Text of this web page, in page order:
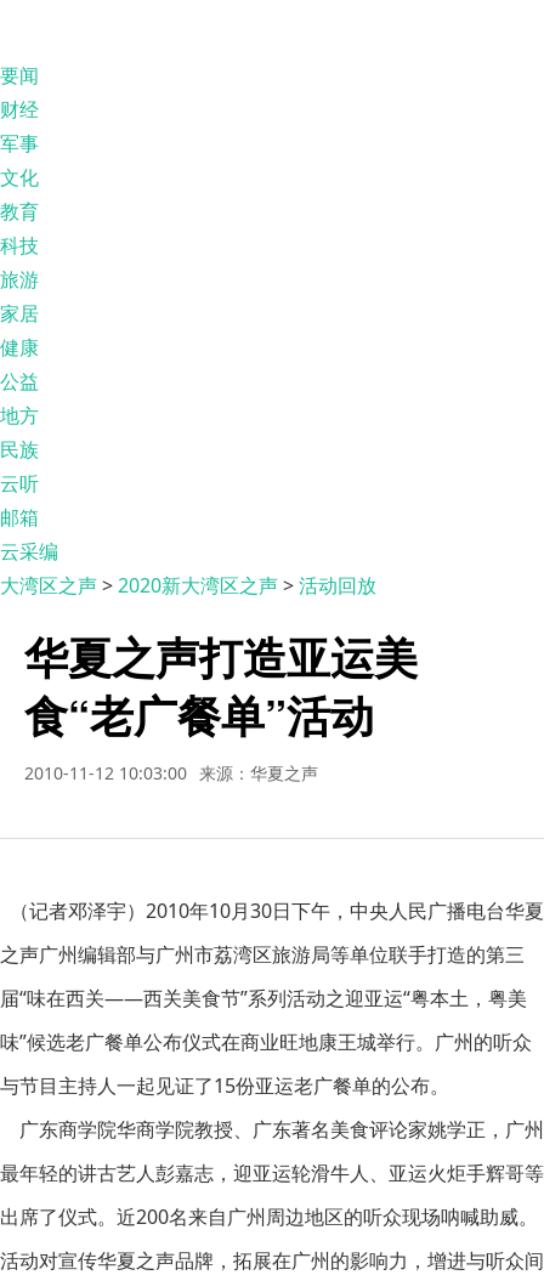
要闻
财经
军事
文化
教育
科技
旅游
家居
健康
公益
地方
民族
云听
邮箱
云采编
大湾区之声>2020新大湾区之声>活动回放
华夏之声打造亚运美
食“老广餐单”活动
2010-11-12 10:03:00 来源：华夏之声
（记者邓泽宇）2010年10月30日下午，中央人民广播电台华夏
之声广州编辑部与广州市荔湾区旅游局等单位联手打造的第三
届“味在西关——西关美食节”系列活动之迎亚运“粤本土，粤美
味”候选老广餐单公布仪式在商业旺地康王城举行。广州的听众
与节目主持人一起见证了15份亚运老广餐单的公布。
广东商学院华商学院教授、广东著名美食评论家姚学正，广州
最年轻的讲古艺人彭嘉志，迎亚运轮滑牛人、亚运火炬手辉哥等
出席了仪式。近200名来自广州周边地区的听众现场呐喊助威。
活动对宣传华夏之声品牌，拓展在广州的影响力，增进与听众间